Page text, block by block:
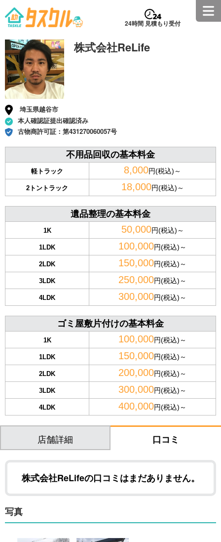
24時間 見積もり受付
株式会社ReLife
埼玉県越谷市
本人確認証提出確認済み
古物商許可証： 第431270060057号
不用品回収の基本料金
軽トラック 8,000円(税込)～
2トントラック 18,000円(税込)～
遺品整理の基本料金
1K 50,000円(税込)～
1LDK 100,000円(税込)～
2LDK 150,000円(税込)～
3LDK 250,000円(税込)～
4LDK 300,000円(税込)～
ゴミ屋敷片付けの基本料金
1K 100,000円(税込)～
1LDK 150,000円(税込)～
2LDK 200,000円(税込)～
3LDK 300,000円(税込)～
4LDK 400,000円(税込)～
店舗詳細 口コミ
株式会社ReLifeの口コミはまだありません。
写真